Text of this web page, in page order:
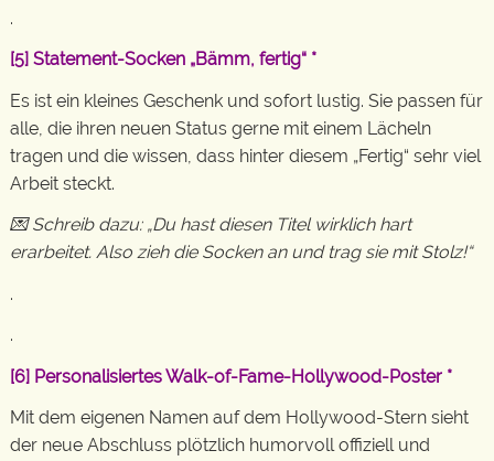
.
[5] Statement-Socken „Bämm, fertig“ *
Es ist ein kleines Geschenk und sofort lustig. Sie passen für
alle, die ihren neuen Status gerne mit einem Lächeln
tragen und die wissen, dass hinter diesem „Fertig“ sehr viel
Arbeit steckt.
💌 Schreib dazu: „Du hast diesen Titel wirklich hart
erarbeitet. Also zieh die Socken an und trag sie mit Stolz!“
.
.
[6] Personalisiertes Walk-of-Fame-Hollywood-Poster *
Mit dem eigenen Namen auf dem Hollywood-Stern sieht
der neue Abschluss plötzlich humorvoll offiziell und